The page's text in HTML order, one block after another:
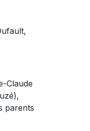
Claude
parents